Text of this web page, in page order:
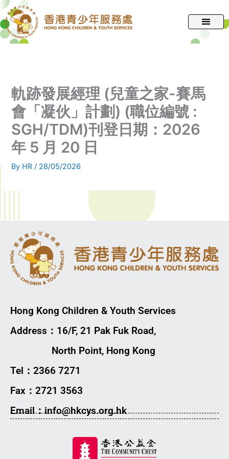
跳
至
主
軌跡發展經理 (兒童之家-賽馬
會「凝伙」計劃) (職位編號 :
SGH/TDM)刊登日期：2026
年 5 月 20 日
By HR/ 28/05/2026
Hong Kong Children & Youth Services
Address：16/F, 21 Pak Fuk Road,
North Point, Hong Kong
Tel：2366 7271
Fax：2721 3563
Email：info@hkcys.org.hk